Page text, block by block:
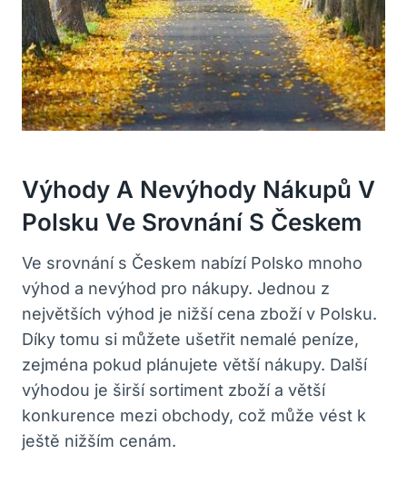
Výhody A Nevýhody Nákupů V
Polsku Ve Srovnání S Českem
Ve srovnání s Českem nabízí Polsko mnoho
výhod a nevýhod pro nákupy. Jednou z
největších výhod je nižší cena zboží v Polsku.
Díky tomu si můžete ušetřit nemalé peníze,
zejména pokud plánujete větší nákupy. Další
výhodou je širší sortiment zboží a větší
konkurence mezi obchody, což může vést k
ještě nižším cenám.